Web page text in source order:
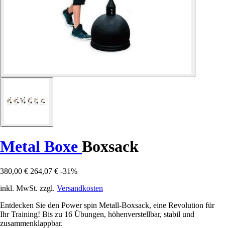
Metal Boxe Boxsack
380,00 € 264,07 € -31%
inkl. MwSt. zzgl. Versandkosten
Entdecken Sie den Power spin Metall-Boxsack, eine Revolution für
Ihr Training! Bis zu 16 Übungen, höhenverstellbar, stabil und
zusammenklappbar.